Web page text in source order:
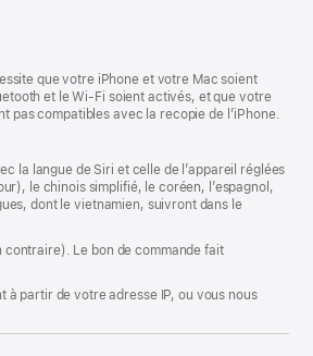
que votre iPhone et votre Mac soient
et le Wi-Fi soient activés, et que votre
pas compatibles avec la recopie de l’iPhone.
la langue de Siri et celle de l’appareil réglées
le chinois simplifié, le coréen, l’espagnol,
dont le vietnamien, suivront dans le
contraire). Le bon de commande fait
partir de votre adresse IP, ou vous nous